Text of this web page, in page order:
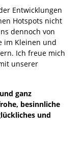
Entwicklungen
Hotspots nicht
dennoch von
im Kleinen und
Ich freue mich
unserer
ganz
besinnliche
und